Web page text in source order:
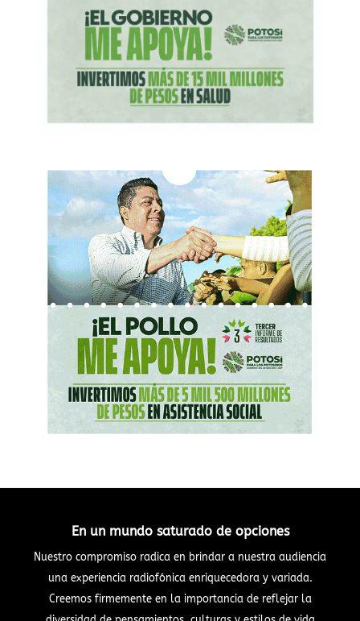
En un mundo saturado de opciones
Nuestro compromiso radica en brindar a nuestra audiencia
una experiencia radiofónica enriquecedora y variada.
Creemos firmemente en la importancia de reflejar la